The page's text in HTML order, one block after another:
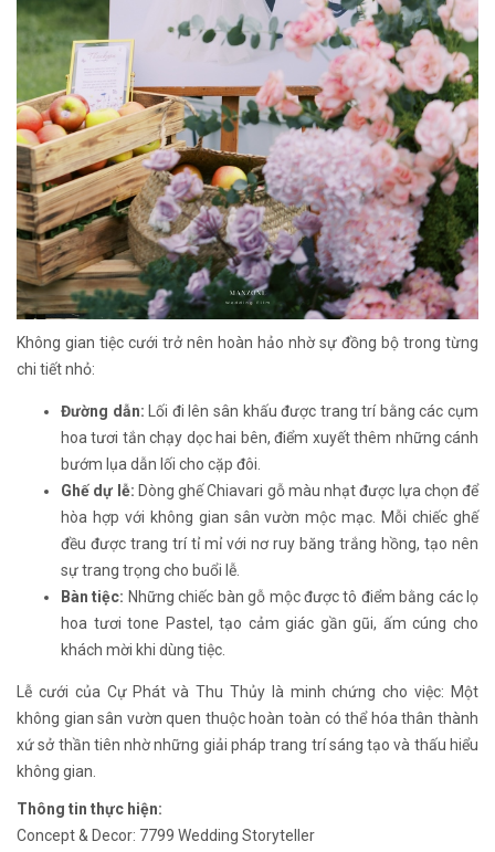
Không gian tiệc cưới trở nên hoàn hảo nhờ sự đồng bộ trong từng
chi tiết nhỏ:
Đường dẫn: Lối đi lên sân khấu được trang trí bằng các cụm
hoa tươi tắn chạy dọc hai bên, điểm xuyết thêm những cánh
bướm lụa dẫn lối cho cặp đôi.
Ghế dự lễ: Dòng ghế Chiavari gỗ màu nhạt được lựa chọn để
hòa hợp với không gian sân vườn mộc mạc. Mỗi chiếc ghế
đều được trang trí tỉ mỉ với nơ ruy băng trắng hồng, tạo nên
sự trang trọng cho buổi lễ.
Bàn tiệc: Những chiếc bàn gỗ mộc được tô điểm bằng các lọ
hoa tươi tone Pastel, tạo cảm giác gần gũi, ấm cúng cho
khách mời khi dùng tiệc.
Lễ cưới của Cự Phát và Thu Thủy là minh chứng cho việc: Một
không gian sân vườn quen thuộc hoàn toàn có thể hóa thân thành
xứ sở thần tiên nhờ những giải pháp trang trí sáng tạo và thấu hiểu
không gian.
Thông tin thực hiện:
Concept & Decor: 7799 Wedding Storyteller